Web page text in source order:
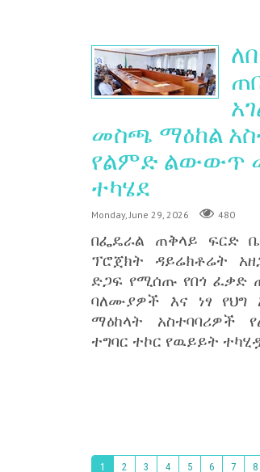
መስጫ ማዕከል
የልምድ ልውውጥ
ተካሄደ
Monday, June 29, 2026 480
በፌዴራል ጠቅላይ ፍርድ
ፕሮጀክት ዳይሬክቶሬት
ድጋፍ የሚሰጡ የበጎ ፈቃድ
ባለሙያዎች እና ነፃ
ማዕከላት አስተባባሪዎች
ተግባር ተኮር የዉይይት
1 2 3 4 5 6 7 8